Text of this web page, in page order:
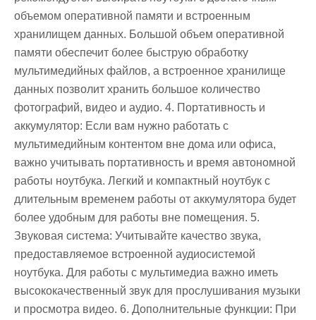
объемом оперативной памяти и встроенным
хранилищем данных. Большой объем оперативной
памяти обеспечит более быструю обработку
мультимедийных файлов, а встроенное хранилище
данных позволит хранить большое количество
фотографий, видео и аудио. 4. Портативность и
аккумулятор: Если вам нужно работать с
мультимедийным контентом вне дома или офиса,
важно учитывать портативность и время автономной
работы ноутбука. Легкий и компактный ноутбук с
длительным временем работы от аккумулятора будет
более удобным для работы вне помещения. 5.
Звуковая система: Учитывайте качество звука,
предоставляемое встроенной аудиосистемой
ноутбука. Для работы с мультимедиа важно иметь
высококачественный звук для прослушивания музыки
и просмотра видео. 6. Дополнительные функции: При